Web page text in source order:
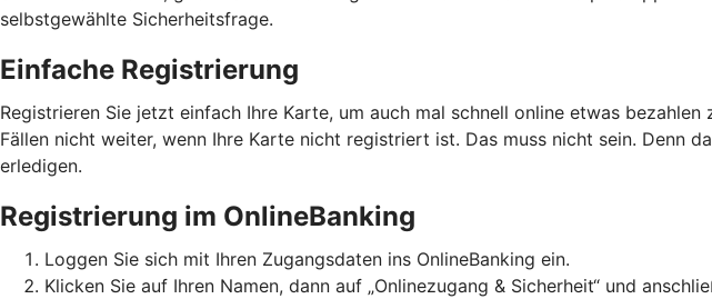
selbstgewählte Sicherheitsfrage.
Einfache Registrierung
Registrieren Sie jetzt einfach Ihre Karte, um auch mal schnell online etwas
Fällen nicht weiter, wenn Ihre Karte nicht registriert ist. Das muss nicht sein. Denn
erledigen.
Registrierung im OnlineBanking
Loggen Sie sich mit Ihren Zugangsdaten ins OnlineBanking ein.
Klicken Sie auf Ihren Namen, dann auf „Onlinezugang & Sicherheit“ und